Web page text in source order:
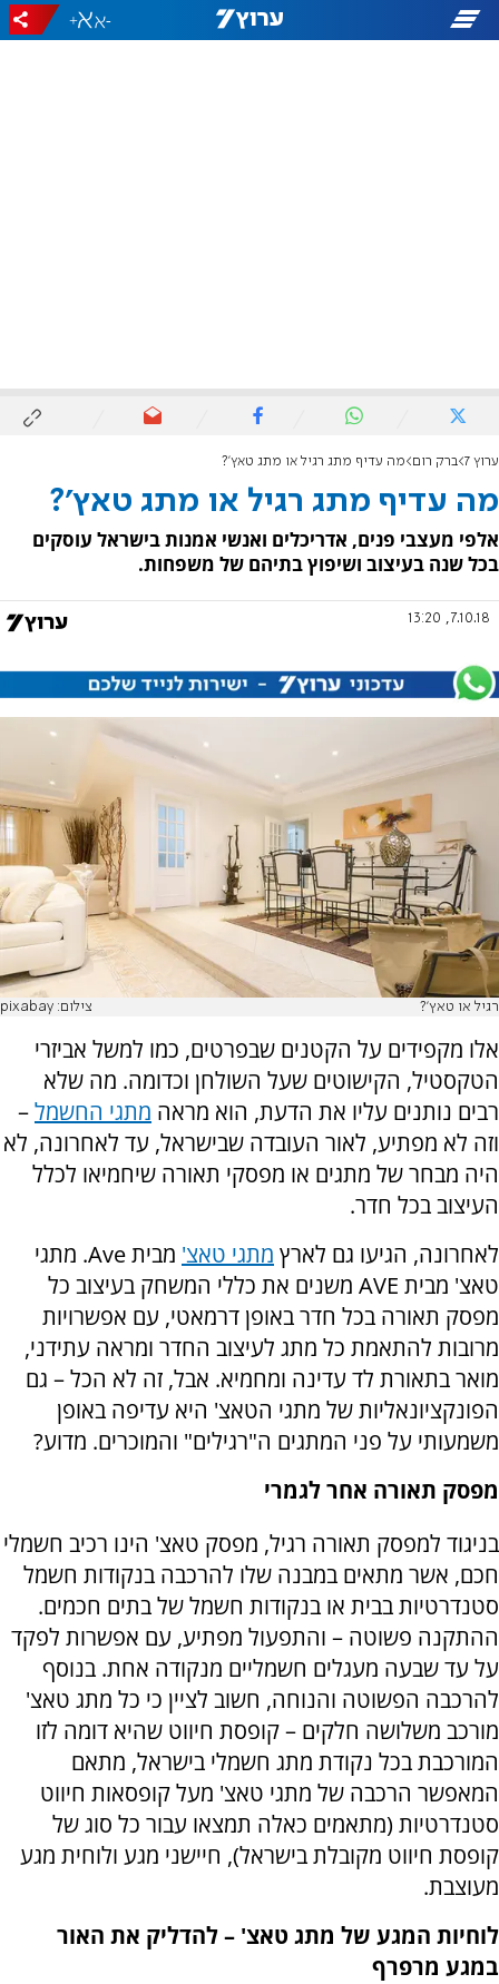
-
+
ערוץ 7 ברק רום מה עדיף מתג רגיל או מתג טאץ'?
מה עדיף מתג רגיל או מתג טאץ'?
אלפי מעצבי פנים, אדריכלים ואנשי אמנות בישראל עוסקים
בכל שנה בעיצוב ושיפוץ בתיהם של משפחות.
7.10.18, 13:20
רגיל או טאץ'? צילום: pixabay
אלו מקפידים על הקטנים שבפרטים, כמו למשל אביזרי
הטקסטיל, הקישוטים שעל השולחן וכדומה. מה שלא
רבים נותנים עליו את הדעת, הוא מראה מתגי החשמל–
וזה לא מפתיע, לאור העובדה שבישראל, עד לאחרונה, לא
היה מבחר של מתגים או מפסקי תאורה שיחמיאו לכלל
העיצוב בכל חדר.
לאחרונה, הגיעו גם לארץ מתגי טאצ' מביתAve. מתגי
טאצ' מבית AVE משנים את כללי המשחק בעיצוב כל
מפסק תאורה בכל חדר באופן דרמאטי, עם אפשרויות
מרובות להתאמת כל מתג לעיצוב החדר ומראה עתידני,
מואר בתאורת לד עדינה ומחמיא. אבל, זה לא הכל – גם
הפונקציונאליות של מתגי הטאצ' היא עדיפה באופן
משמעותי על פני המתגים ה"רגילים" והמוכרים. מדוע?
מפסק תאורה אחר לגמרי
בניגוד למפסק תאורה רגיל, מפסק טאצ' הינו רכיב חשמלי
חכם, אשר מתאים במבנה שלו להרכבה בנקודות חשמל
סטנדרטיות בבית או בנקודות חשמל של בתים חכמים.
ההתקנה פשוטה – והתפעול מפתיע, עם אפשרות לפקד
על עד שבעה מעגלים חשמליים מנקודה אחת. בנוסף
להרכבה הפשוטה והנוחה, חשוב לציין כי כל מתג טאצ'
מורכב משלושה חלקים – קופסת חיווט שהיא דומה לזו
המורכבת בכל נקודת מתג חשמלי בישראל, מתאם
המאפשר הרכבה של מתגי טאצ' מעל קופסאות חיווט
סטנדרטיות (מתאמים כאלה תמצאו עבור כל סוג של
קופסת חיווט מקובלת בישראל), חיישני מגע ולוחית מגע
מעוצבת.
לוחיות המגע של מתג טאצ' – להדליק את האור
במגע מרפרף